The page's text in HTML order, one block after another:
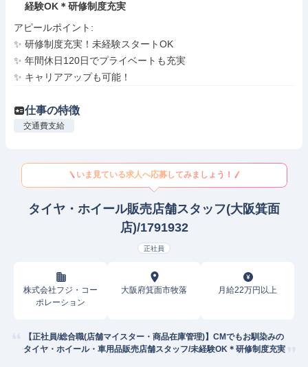
経験OK＊研修制度充実
アピールポイント:
✨ 研修制度充実！未経験スタートOK
✨ 年間休日120日でプライベートも充実
✨ キャリアアップも可能！
仕事の特徴
交通費支給
いま見ている求人へ応募してみましょう！
タイヤ・ホイール販売店舗スタッフ(大阪箕面
店)/1791932
正社員
株式会社フジ・コー
ポレーション
大阪府箕面市牧落 月給22万円以上
【正社員/総合職(店舗マイスター・商品在庫管理)】CMでもお馴染みの
タイヤ・ホイール・車用品販売店舗スタッフ/未経験OK＊研修制度充実